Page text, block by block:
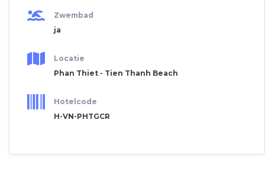
Zwembad
ja
Locatie
Phan Thiet - Tien Thanh Beach
Hotelcode
H-VN-PHTGCR